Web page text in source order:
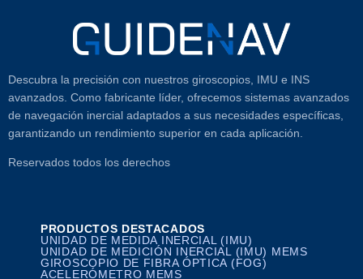
Descubra la precisión con nuestros giroscopios, IMU e INS
avanzados. Como fabricante líder, ofrecemos sistemas avanzados
de navegación inercial adaptados a sus necesidades específicas,
garantizando un rendimiento superior en cada aplicación.
Reservados todos los derechos
PRODUCTOS DESTACADOS
UNIDAD DE MEDIDA INERCIAL (IMU)
UNIDAD DE MEDICIÓN INERCIAL (IMU) MEMS
GIROSCOPIO DE FIBRA ÓPTICA (FOG)
ACELERÓMETRO MEMS